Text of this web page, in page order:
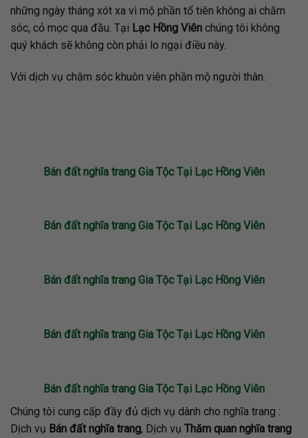
những ngày tháng xót xa vì mộ phần tổ tiên không ai chăm
sóc, cỏ mọc qua đầu. Tại Lạc Hồng Viên chúng tôi không
quý khách sẽ không còn phải lo ngại điều này.
Với dịch vụ chăm sóc khuôn viên phần mộ người thân.
Bán đất nghĩa trang Gia Tộc Tại Lạc Hồng Viên
Bán đất nghĩa trang Gia Tộc Tại Lạc Hồng Viên
Bán đất nghĩa trang Gia Tộc Tại Lạc Hồng Viên
Bán đất nghĩa trang Gia Tộc Tại Lạc Hồng Viên
Bán đất nghĩa trang Gia Tộc Tại Lạc Hồng Viên
Chúng tôi cung cấp đầy đủ dịch vụ dành cho nghĩa trang :
Dịch vụ Bán đất nghĩa trang, Dịch vụ Thăm quan nghĩa trang